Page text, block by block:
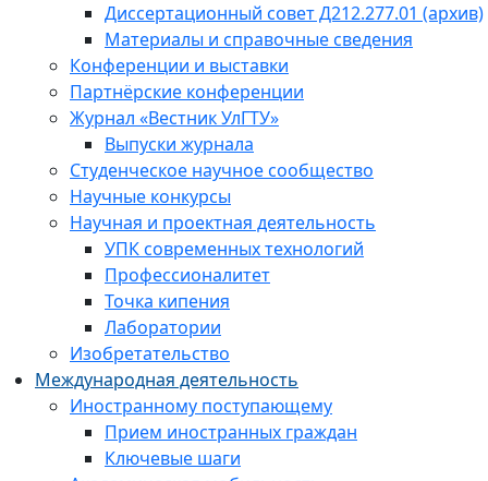
Диссертационный совет Д212.277.01 (архив)
Материалы и справочные сведения
Конференции и выставки
Партнёрские конференции
Журнал «Вестник УлГТУ»
Выпуски журнала
Студенческое научное сообщество
Научные конкурсы
Научная и проектная деятельность
УПК современных технологий
Профессионалитет
Точка кипения
Лаборатории
Изобретательство
Международная деятельность
Иностранному поступающему
Прием иностранных граждан
Ключевые шаги